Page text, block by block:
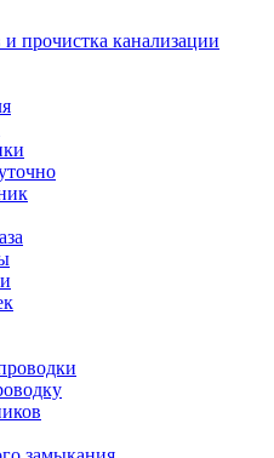
и прочистка канализации